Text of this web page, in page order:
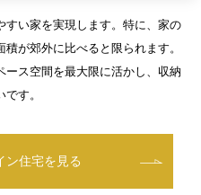
すい家を実現します。特に、家の
が郊外に比べると限られます。
ス空間を最大限に活かし、収納
す。
ン住宅を見る